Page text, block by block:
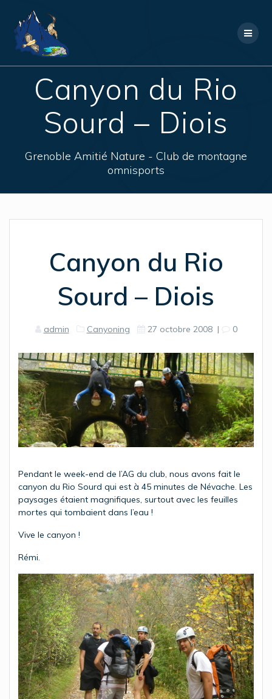
Canyon du Rio
Sourd – Diois
Grenoble Amitié Nature - Club de montagne
omnisports
Canyon du Rio
Sourd – Diois
admin Canyoning 27 octobre 2008| 0
Pendant le week-end de l’AG du club, nous avons fait le
canyon du Rio Sourd qui est à 45 minutes de Névache. Les
paysages étaient magnifiques, surtout avec les feuilles
mortes qui tombaient dans l’eau !
Vive le canyon !
Rémi.